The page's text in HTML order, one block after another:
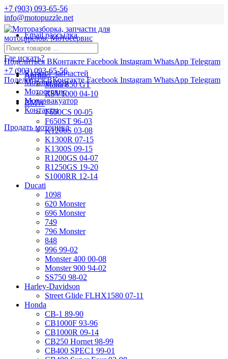
+7 (903) 093-65-56
info@motopuzzle.net
Email рассылка
Новости
Поделиться ВКонтакте Facebook Instagram WhatsApp Telegram
+7 (903) 093-65-56
Поделиться ВКонтакте Facebook Instagram WhatsApp Telegram
Где искать?
Aprilia
Mana 850 GT
RSV1000 04-10
BMW
F650CS 00-05
F650ST 96-03
K1200S 03-08
K1300R 07-15
K1300S 09-15
R1200GS 04-07
R1250GS 19-20
S1000RR 12-14
Ducati
1098
620 Monster
696 Monster
749
796 Monster
848
996 99-02
Monster 400 00-08
Monster 900 94-02
SS750 98-02
Harley-Davidson
Street Glide FLHX1580 07-11
Honda
CB-1 89-90
CB1000F 93-96
CB1000R 09-14
CB250 Hornet 98-99
CB400 SPEC1 99-01
Каталог запчастей
Мотоподбор
Мотосервис
Мотоэвакуатор
Контакты
Продать мотоцикл